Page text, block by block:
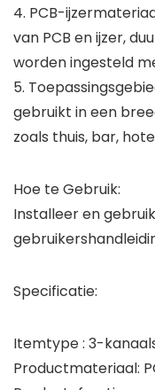
4. PCB-
van PCB en ijzer,
worden ingesteld
5.
gebruikt in een
zoals thuis, bar,
Hoe te Gebruik:
Installeer en
Specificatie:
Itemtype : 3-
Productmateriaal: